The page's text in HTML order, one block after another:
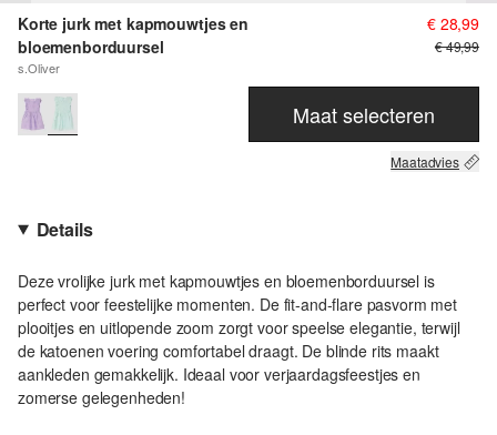
Korte jurk met kapmouwtjes en
bloemenborduursel
s.Oliver
€ 28,99
€ 49,99
Maat selecteren
Maatadvies
Details
Deze vrolijke jurk met kapmouwtjes en bloemenborduursel is
perfect voor feestelijke momenten. De fit-and-flare pasvorm met
plooitjes en uitlopende zoom zorgt voor speelse elegantie, terwijl
de katoenen voering comfortabel draagt. De blinde rits maakt
aankleden gemakkelijk. Ideaal voor verjaardagsfeestjes en
zomerse gelegenheden!